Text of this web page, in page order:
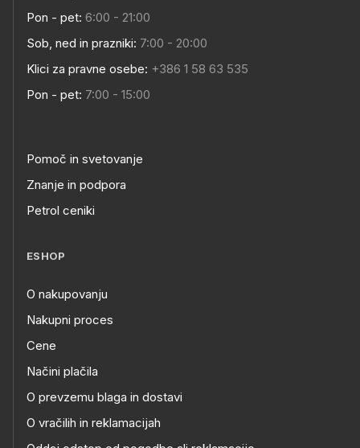
Pon - pet: 6:00 - 21:00
Sob, ned in prazniki: 7:00 - 20:00
Klici za pravne osebe: +386 1 58 63 535
Pon - pet: 7:00 - 15:00
Pomoč in svetovanje
Znanje in podpora
Petrol ceniki
ESHOP
O nakupovanju
Nakupni proces
Cene
Načini plačila
O prevzemu blaga in dostavi
O vračilih in reklamacijah